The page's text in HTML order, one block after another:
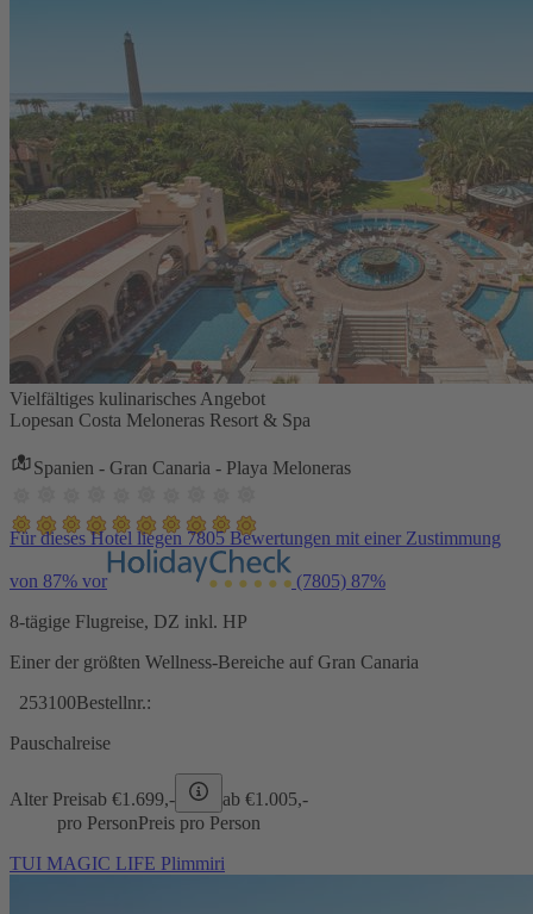
Vielfältiges kulinarisches Angebot
Lopesan Costa Meloneras Resort & Spa
Spanien - Gran Canaria - Playa Meloneras
Für dieses Hotel liegen 7805 Bewertungen mit einer Zustimmung
von 87% vor (7805) 87%
8-tägige Flugreise, DZ inkl. HP
Einer der größten Wellness-Bereiche auf Gran Canaria
253100Bestellnr.:
Pauschalreise
Alter Preisab €1.699,- ab €1.005,-
pro PersonPreis pro Person
TUI MAGIC LIFE Plimmiri